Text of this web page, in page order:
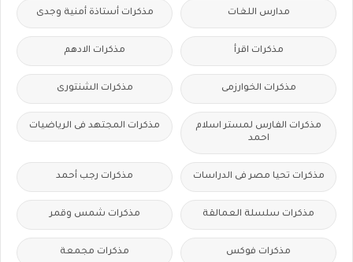
مدارس اللغات مذكرات أستاذة أمنية وجدى
مذكرات اقرأ مذكرات الادهم
مذكرات الخوارزمى مذكرات الشنتورى
مذكرات الفارس لمستر اسلام
احمد
مذكرات المجتهد فى الرياضيات
مذكرات تحيا مصر فى الدراسات مذكرات رجب أحمد
مذكرات سلسلة العمالقة مذكرات شمس وقمر
مذكرات فوكس مذكرات مجمعة